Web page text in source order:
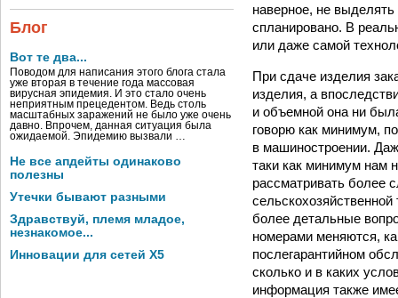
Блог
Вот те два...
Поводом для написания этого блога стала
уже вторая в течение года массовая
вирусная эпидемия. И это стало очень
неприятным прецедентом. Ведь столь
масштабных заражений не было уже очень
давно. Впрочем, данная ситуация была
ожидаемой. Эпидемию вызвали …
Не все апдейты одинаково
полезны
Утечки бывают разными
Здравствуй, племя младое,
незнакомое...
Инновации для сетей X5
наверное, не
спланировано. В
или даже самой
При сдаче изделия
изделия, а
и объемной она ни
говорю как минимум,
в машиностроении.
таки как минимум нам
рассматривать более
более детальные
номерами меняются,
послегарантийном
сколько и в каких
информация также